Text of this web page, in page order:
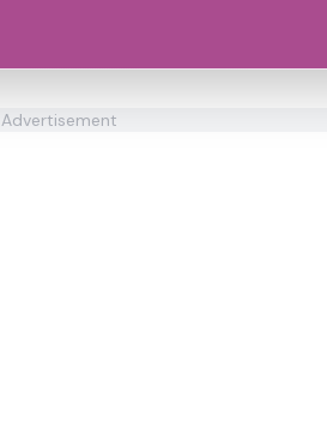
Advertisement